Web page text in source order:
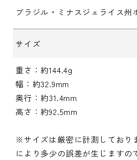
ブラジル・ミナスジェライス州
サイズ
重さ：約144.4g
幅：約32.9mm
奥行：約31.4mm
高さ：約92.5mm
※サイズは厳密に計測しており
により多少の誤差が生じますの